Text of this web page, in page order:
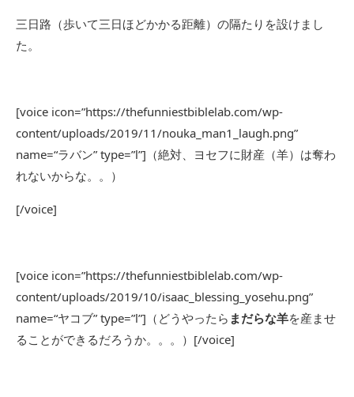
三日路（歩いて三日ほどかかる距離）の隔たりを設けまし
た。
[voice icon=”https://thefunniestbiblelab.com/wp-
content/uploads/2019/11/nouka_man1_laugh.png”
name=“ラバン” type=”l”]（絶対、ヨセフに財産（羊）は奪わ
れないからな。。）
[/voice]
[voice icon=”https://thefunniestbiblelab.com/wp-
content/uploads/2019/10/isaac_blessing_yosehu.png”
name=“ヤコブ” type=”l”]（どうやったら まだらな羊を産ませ
ることができるだろうか。。。）[/voice]